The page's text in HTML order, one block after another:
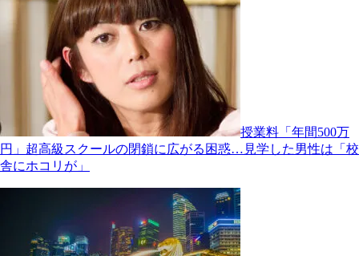
授業料「年間500万
円」超高級スクールの閉鎖に広がる困惑…見学した男性は「校
舎にホコリが」